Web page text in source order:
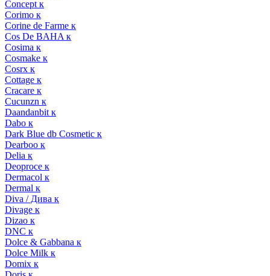
Concept к
Corimo к
Corine de Farme к
Cos De BAHA к
Cosima к
Cosmake к
Cosrx к
Cottage к
Cracare к
Cucunzn к
Daandanbit к
Dabo к
Dark Blue db Cosmetic к
Dearboo к
Delia к
Deoproce к
Dermacol к
Dermal к
Diva / Дива к
Divage к
Dizao к
DNC к
Dolce & Gabbana к
Dolce Milk к
Domix к